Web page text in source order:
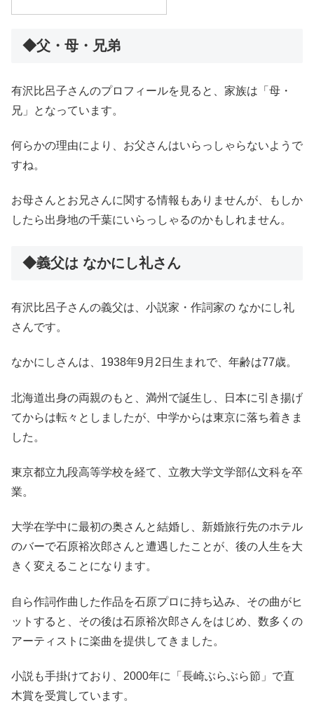
◆父・母・兄弟
有沢比呂子さんのプロフィールを見ると、家族は「母・
兄」となっています。
何らかの理由により、お父さんはいらっしゃらないようで
すね。
お母さんとお兄さんに関する情報もありませんが、もしか
したら出身地の千葉にいらっしゃるのかもしれません。
◆義父は なかにし礼さん
有沢比呂子さんの義父は、小説家・作詞家の なかにし礼
さんです。
なかにしさんは、1938年9月2日生まれで、年齢は77歳。
北海道出身の両親のもと、満州で誕生し、日本に引き揚げ
てからは転々としましたが、中学からは東京に落ち着きま
した。
東京都立九段高等学校を経て、立教大学文学部仏文科を卒
業。
大学在学中に最初の奥さんと結婚し、新婚旅行先のホテル
のバーで石原裕次郎さんと遭遇したことが、後の人生を大
きく変えることになります。
自ら作詞作曲した作品を石原プロに持ち込み、その曲がヒ
ットすると、その後は石原裕次郎さんをはじめ、数多くの
アーティストに楽曲を提供してきました。
小説も手掛けており、2000年に「長崎ぶらぶら節」で直
木賞を受賞しています。